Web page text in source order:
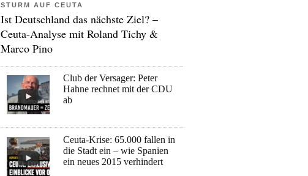
STURM AUF CEUTA
Ist Deutschland das nächste Ziel? –
Ceuta-Analyse mit Roland Tichy &
Marco Pino
Club der Versager: Peter
Hahne rechnet mit der CDU
ab
Ceuta-Krise: 65.000 fallen in
die Stadt ein – wie Spanien
ein neues 2015 verhindert